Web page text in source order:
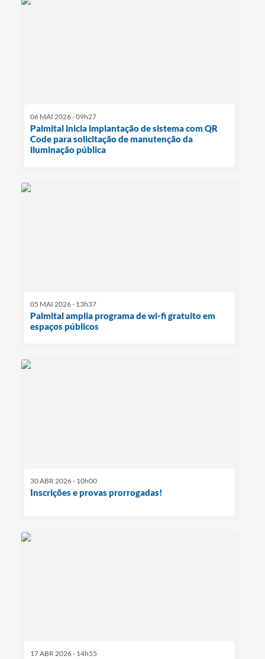
06 MAI 2026 - 09h27
Palmital inicia implantação de sistema com QR
Code para solicitação de manutenção da
iluminação pública
05 MAI 2026 - 13h37
Palmital amplia programa de wi-fi gratuito em
espaços públicos
30 ABR 2026 - 10h00
Inscrições e provas prorrogadas!
17 ABR 2026 - 14h55